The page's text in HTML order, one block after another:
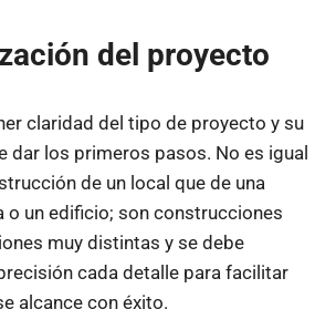
del proyecto
claridad del tipo de proyecto y su
dar los primeros pasos. No es igual
de un local que de una
o un edificio; son construcciones
muy distintas y se debe
cada detalle para facilitar
alcance con éxito.